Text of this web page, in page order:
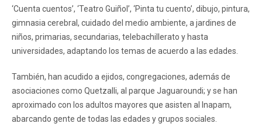
‘Cuenta cuentos’, ‘Teatro Guiñol’, ‘Pinta tu cuento’, dibujo, pintura,
gimnasia cerebral, cuidado del medio ambiente, a jardines de
niños, primarias, secundarias, telebachillerato y hasta
universidades, adaptando los temas de acuerdo a las edades.
También, han acudido a ejidos, congregaciones, además de
asociaciones como Quetzalli, al parque Jaguaroundi; y se han
aproximado con los adultos mayores que asisten al Inapam,
abarcando gente de todas las edades y grupos sociales.